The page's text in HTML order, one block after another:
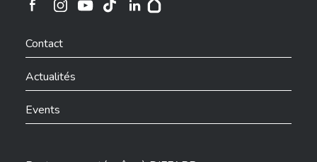
Ville de Differdange sur Instagram
Contact
Actualités
Events